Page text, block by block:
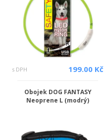
s DPH 199.00 Kč
Obojek DOG FANTASY
Neoprene L (modrý)